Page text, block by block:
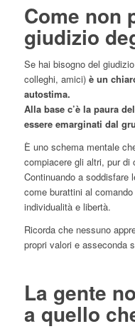
Come non
giudizio
Se hai bisogno del
colleghi, amici) è un
autostima.
Alla base c’è la paura
essere emarginati dal
È uno schema mentale
compiacere gli altri, pur di
Continuando a soddisfare
come burattini al
individualità e libertà.
Ricorda che nessuno
propri valori e asseconda
La gente
a quello